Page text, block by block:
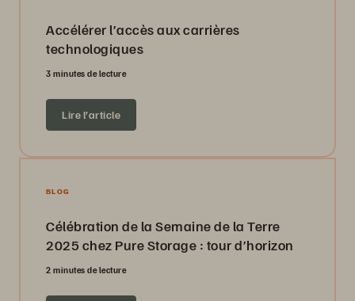
Accélérer l’accès aux carrières
technologiques
3 minutes de lecture
Lire l’article
BLOG
Célébration de la Semaine de la Terre
2025 chez Pure Storage : tour d’horizon
2 minutes de lecture